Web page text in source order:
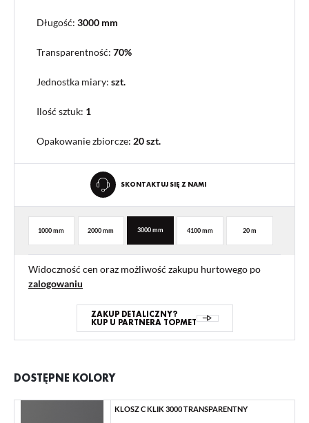
Długość: 3000 mm
Transparentność: 70%
Jednostka miary: szt.
Ilość sztuk: 1
Opakowanie zbiorcze: 20 szt.
SKONTAKTUJ SIĘ Z NAMI
1000 mm 2000 mm 3000 mm 4100 mm 20 m
Widoczność cen oraz możliwość zakupu hurtowego po
zalogowaniu
ZAKUP DETALICZNY?
KUP U PARTNERA TOPMET
DOSTĘPNE KOLORY
KLOSZ C KLIK 3000 TRANSPARENTNY